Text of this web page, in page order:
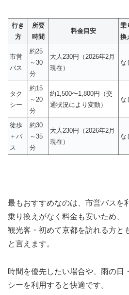
行き
方
所要
時間
料金目安
乗
換
市営
バス
約25
～30
分
大人230円（2026年2月
現在）
な
タク
シー
約15
～20
分
約1,500〜1,800円（交
通状況により変動）
な
徒歩
＋バ
ス
約30
～35
分
大人230円（2026年2月
現在）
な
最もおすすめなのは、市営バスを
乗り換えがなく料金も安いため、
観光客・初めて京都を訪れる方と
と言えます。
時間を優先したい場合や、雨の日
シーを利用すると快適です。